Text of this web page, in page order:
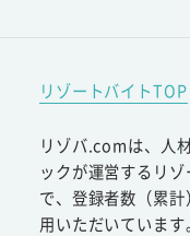
リゾートバイトTOP
リゾバ.comは、人
ックが運営するリ
で、登録者数（累
用いただいています。